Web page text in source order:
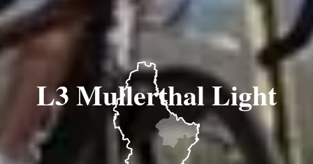
L3 Mullerthal Light